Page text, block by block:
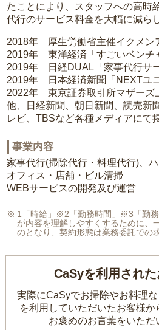
たことにより、スタッフへの高時
代行のサービス料金を大幅に減ら
2018年 厚生労働省主催イクメン
2019年 東洋経済「すごいベンチ
2019年 日経DUAL「家事代行サ
2019年 日本経済新聞「NEXTユ
2022年 東京証券取引所マザーズ
他、日経新聞、朝日新聞、読売新
レビ、TBSなど各種メディアにて
事業内容
家事代行(掃除代行・料理代行)、
オフィス・店舗・ビル清掃
WEBサービスの開発及び運営
1「時給」※2「勤務時間」※3「勤
が内容を理解しやすくするために、
のとなり、契約形態は業務委託での
CaSyを利用され
実際にCaSyでお掃除やお料理
を利用していただいたお客様か
お褒めのお言葉をいただ